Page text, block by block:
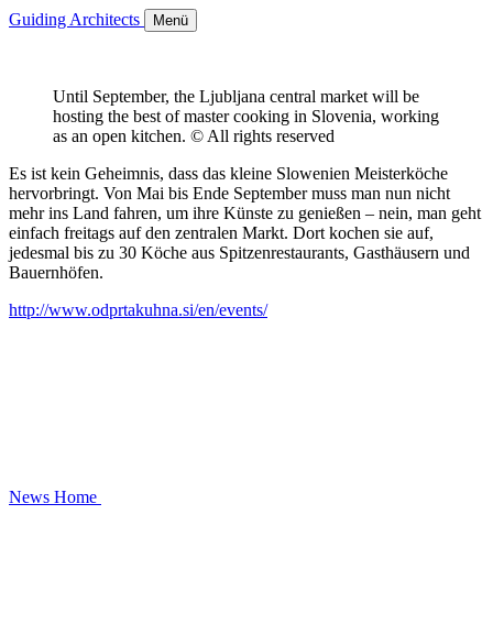
Guiding Architects Menü
Until September, the Ljubljana central market will be
hosting the best of master cooking in Slovenia, working
as an open kitchen. © All rights reserved
Es ist kein Geheimnis, dass das kleine Slowenien Meisterköche
hervorbringt. Von Mai bis Ende September muss man nun nicht
mehr ins Land fahren, um ihre Künste zu genießen – nein, man geht
einfach freitags auf den zentralen Markt. Dort kochen sie auf,
jedesmal bis zu 30 Köche aus Spitzenrestaurants, Gasthäusern und
Bauernhöfen.
http://www.odprtakuhna.si/en/events/
News Home